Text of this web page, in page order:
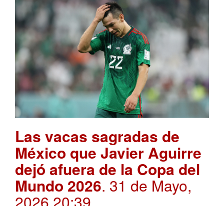
Las vacas sagradas de
México que Javier Aguirre
dejó afuera de la Copa del
Mundo 2026. 31 de Mayo,
2026 20:39